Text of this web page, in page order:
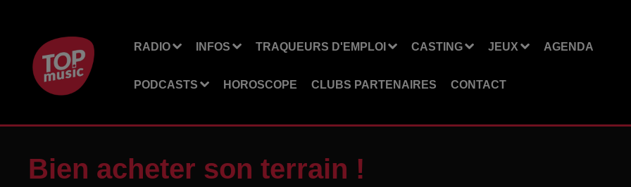
RADIO INFOS TRAQUEURS D'EMPLOI CASTING JEUX AGENDA
PODCASTS HOROSCOPE CLUBS PARTENAIRES CONTACT
Bien acheter son terrain !